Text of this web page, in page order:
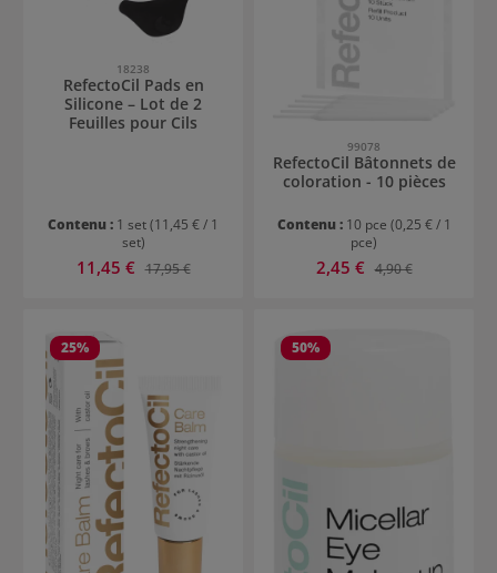
18238
RefectoCil Pads en
Silicone – Lot de 2
Feuilles pour Cils
Contenu : 1 set(11,45 € / 1
set)
Prix de vente :
11,45 € Prix régulier :
17,95 €
99078
RefectoCil Bâtonnets de
coloration - 10 pièces
Contenu : 10 pce (0,25 € / 1
pce)
Prix de vente :
2,45 € Prix régulier :
4,90 €
25% 50%